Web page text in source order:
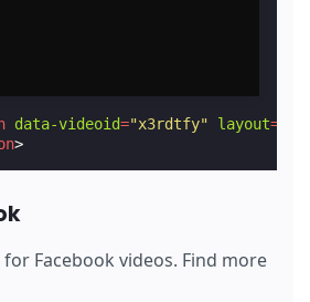
data-videoid="x3rdtfy" layout=
>
for Facebook videos. Find more